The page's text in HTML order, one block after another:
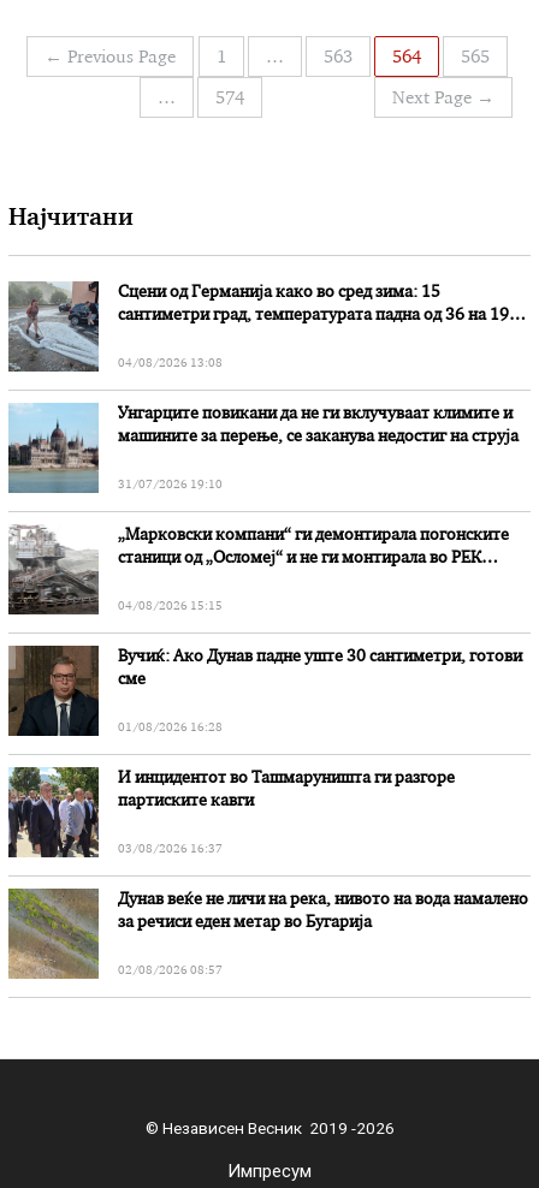
надминувајќи ги провокациите и ситните
забелешки. БИК: Лојални и …
Навигација
← Previous Page 1 … 563 564 565
… 574 Next Page →
Најчитани
Сцени од Германија како во сред зима: 15
сантиметри град, температурата падна од 36 на 19
04/08/2026 13:08
Унгарците повикани да не ги вклучуваат климите и
машините за перење, се заканува недостиг на струја
31/07/2026 19:10
„Марковски компани“ ги демонтирала погонските
станици од „Осломеј“ и не ги монтирала во РЕК
04/08/2026 15:15
Вучиќ: Ако Дунав падне уште 30 сантиметри, готови
сме
01/08/2026 16:28
И инцидентот во Ташмаруништa ги разгоре
партиските кавги
03/08/2026 16:37
Дунав веќе не личи на река, нивото на вода намалено
за речиси еден метар во Бугарија
02/08/2026 08:57
© Независен Весник 2019 -2026
Импресум